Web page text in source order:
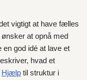
vigtigt at have fælles
at opnå med
god idé at lave et
hvad et
Hjælp til struktur i